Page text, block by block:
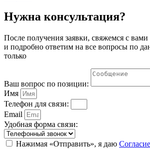
Нужна консультация?
После получения заявки, свяжемся с
и подробно ответим на все вопросы по
только
Ваш вопрос по позиции:
Имя
Телефон для связи:
Email
Удобная форма связи:
Нажимая «Отправить», я даю